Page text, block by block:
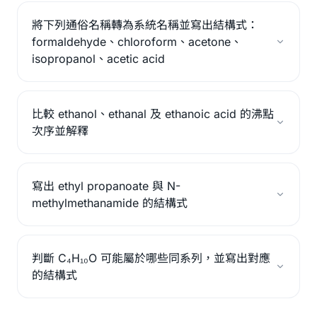
將下列通俗名稱轉為系統名稱並寫出結構式：
formaldehyde、chloroform、acetone、
isopropanol、acetic acid
比較 ethanol、ethanal 及 ethanoic acid 的沸點
次序並解釋
寫出 ethyl propanoate 與 N-
methylmethanamide 的結構式
判斷 C₄H₁₀O 可能屬於哪些同系列，並寫出對應
的結構式